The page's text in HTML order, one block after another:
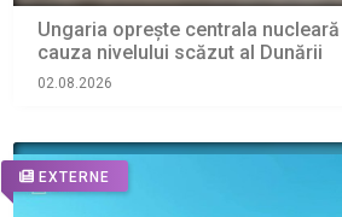
Ungaria oprește centrala
cauza nivelului scăzut al Dunării
02.08.2026
EXTERNE